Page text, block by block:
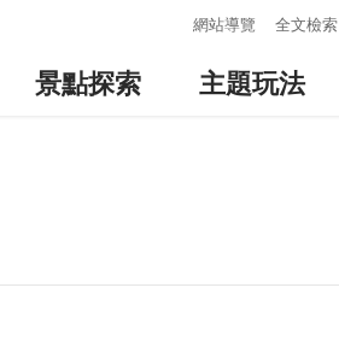
網站導覽 全文檢索
景點探索 主題玩法